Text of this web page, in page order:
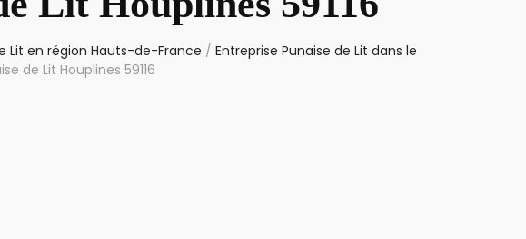
Lit en région Hauts-de-France / Entreprise Punaise de Lit dans le
de Lit Houplines 59116